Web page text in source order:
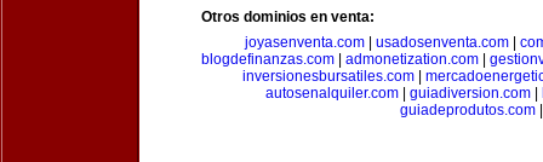
Otros dominios en venta:
joyasenventa.com
usadosenventa.com
blogdefinanzas.com
admonetization.com
inversionesbursatiles.com|
autosenalquiler.com| guiadiversion.com|
guiadeprodutos.com